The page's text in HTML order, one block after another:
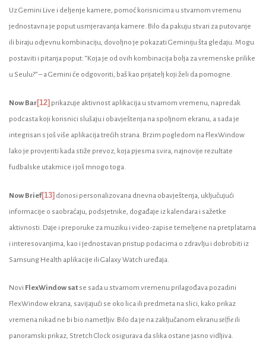
Uz Gemini Live i deljenje kamere, pomoć korisnicima u stvarnom vremenu
jednostavna je poput usmjeravanja kamere. Bilo da pakuju stvari za putovanje
ili biraju odjevnu kombinaciju, dovoljno je pokazati Geminiju šta gledaju. Mogu
postaviti i pitanja poput: “Koja je od ovih kombinacija bolja za vremenske prilike
u Seulu?” – a Gemini će odgovoriti, baš kao prijatelj koji želi da pomogne.
Now Bar[12] prikazuje aktivnost aplikacija u stvarnom vremenu, napredak
podcasta koji korisnici slušaju i obavještenja na spoljnom ekranu, a sada je
integrisan s još više aplikacija trećih strana. Brzim pogledom na FlexWindow
lako je provjeriti kada stiže prevoz, koja pjesma svira, najnovije rezultate
fudbalske utakmice i još mnogo toga.
Now Brief[13] donosi personalizovana dnevna obavještenja, uključujući
informacije o saobraćaju, podsjetnike, događaje iz kalendara i sažetke
aktivnosti. Daje i preporuke za muziku i video-zapise temeljene na pretplatama
i interesovanjima, kao i jednostavan pristup podacima o zdravlju i dobrobiti iz
Samsung Health aplikacije ili Galaxy Watch uređaja.
Novi FlexWindow satse sada u stvarnom vremenu prilagođava pozadini
FlexWindow ekrana, savijajući se oko lica ili predmeta na slici, kako prikaz
vremena nikad ne bi bio nametljiv. Bilo da je na zaključanom ekranu selfie ili
panoramski prikaz, Stretch Clock osigurava da slika ostane jasno vidljiva.